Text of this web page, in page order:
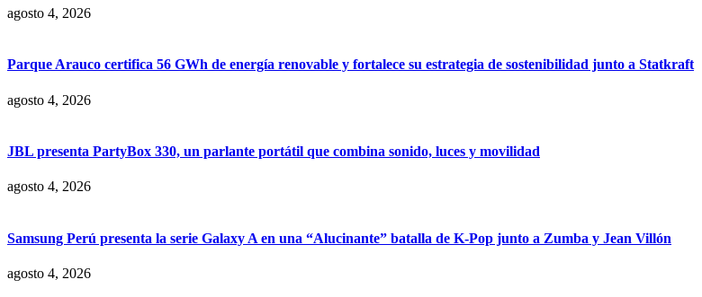
agosto 4, 2026
Parque Arauco certifica 56 GWh de energía renovable y fortalece su estrategia de sostenibilidad junto a Statkraft
agosto 4, 2026
JBL presenta PartyBox 330, un parlante portátil que combina sonido, luces y movilidad
agosto 4, 2026
Samsung Perú presenta la serie Galaxy A en una “Alucinante” batalla de K-Pop junto a Zumba y Jean Villón
agosto 4, 2026